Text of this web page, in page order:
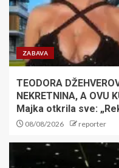
3
4
ZABAVA
TEODORA
NEKRETNINA, A OVU
Majka otkrila sve:
08/08/2026 reporter